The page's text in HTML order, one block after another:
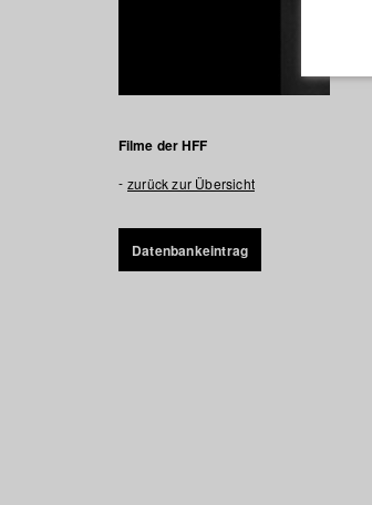
Filme der HFF
zurück zur Übersicht
Datenbankeintrag